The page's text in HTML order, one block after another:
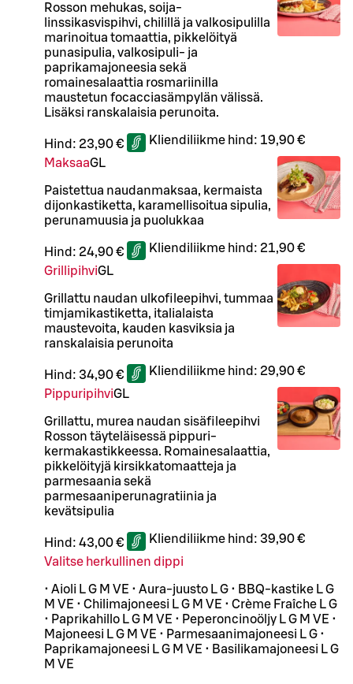
Rosson mehukas, soija-
linssikasvispihvi, chilillä ja valkosipulilla
marinoitua tomaattia, pikkelöityä
punasipulia, valkosipuli- ja
paprikamajoneesia sekä
romainesalaattia rosmariinilla
maustetun focacciasämpylän välissä.
Lisäksi ranskalaisia perunoita.
Hind: 23,90 € Kliendiliikme hind: 19,90 €
MaksaaGL
Paistettua naudanmaksaa, kermaista
dijonkastiketta, karamellisoitua sipulia,
perunamuusia ja puolukkaa
Hind: 24,90 € Kliendiliikme hind: 21,90 €
GrillipihviGL
Grillattu naudan ulkofileepihvi, tummaa
timjamikastiketta, italialaista
maustevoita, kauden kasviksia ja
ranskalaisia perunoita
Hind: 34,90 € Kliendiliikme hind: 29,90 €
PippuripihviGL
Grillattu, murea naudan sisäfileepihvi
Rosson täyteläisessä pippuri-
kermakastikkeessa. Romainesalaattia,
pikkelöityjä kirsikkatomaatteja ja
parmesaania sekä
parmesaaniperunagratiinia ja
kevätsipulia
Hind: 43,00 € Kliendiliikme hind: 39,90 €
Valitse herkullinen dippi
• Aioli L G M VE • Aura-juusto L G • BBQ-kastike L G
M VE • Chilimajoneesi L G M VE • Crème Fraîche L G
• Paprikahillo L G M VE • Peperoncinoöljy L G M VE •
Majoneesi L G M VE • Parmesaanimajoneesi L G •
Paprikamajoneesi L G M VE • Basilikamajoneesi L G
M VE